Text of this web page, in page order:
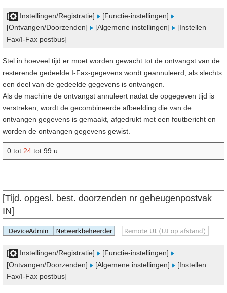
[ Instellingen/Registratie]
[Functie-instellingen]
[Ontvangen/Doorzenden]
[Algemene instellingen]
[Instellen
Fax/I-Fax postbus]
Stel in hoeveel tijd er moet worden gewacht tot de ontvangst van de
resterende gedeelde I-Fax-gegevens wordt geannuleerd, als slechts
een deel van de gedeelde gegevens is ontvangen.
Als de machine de ontvangst annuleert nadat de opgegeven tijd is
verstreken, wordt de gecombineerde afbeelding die van de
ontvangen gegevens is gemaakt, afgedrukt met een foutbericht en
worden de ontvangen gegevens gewist.
0 tot 24 tot 99 u.
[Tijd. opgesl. best. doorzenden nr geheugenpostvak
IN]
[ Instellingen/Registratie]
[Functie-instellingen]
[Ontvangen/Doorzenden]
[Algemene instellingen]
[Instellen
Fax/I-Fax postbus]